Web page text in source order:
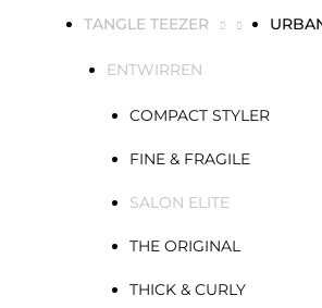
TANGLE TEEZER
ENTWIRREN
COMPACT STYLER
FINE & FRAGILE
SALON ELITE
THE ORIGINAL
THICK & CURLY